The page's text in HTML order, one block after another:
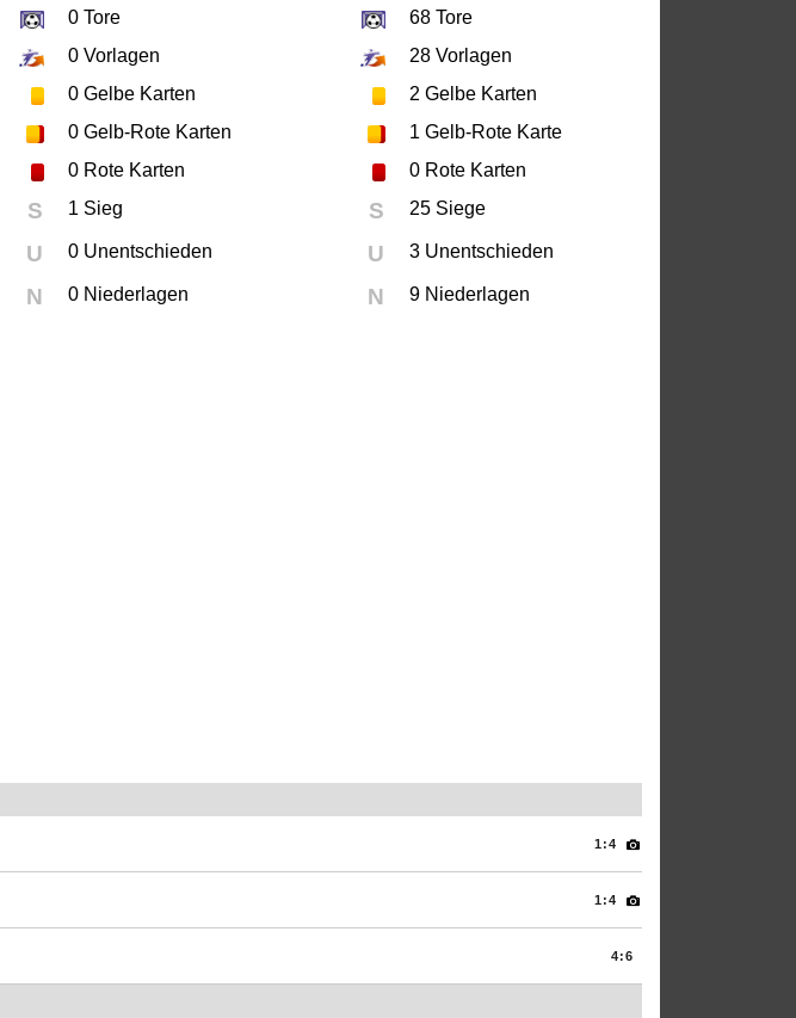
0Tore
0Vorlagen
0Gelbe Karten
0Gelb-Rote Karten
0Rote Karten
S 1 Sieg
U 0 Unentschieden
N 0 Niederlagen
68 Tore
28 Vorlagen
2 Gelbe Karten
1 Gelb-Rote Karte
0 Rote Karten
S 25 Siege
U 3 Unentschieden
N 9 Niederlagen
1:4
1:4
4:6